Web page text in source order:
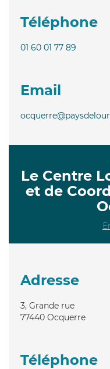
Téléphone
01 60 01 77 89
Email
Le Centre
et de
Adresse
3, Grande rue
77440 Ocquerre
Téléphone